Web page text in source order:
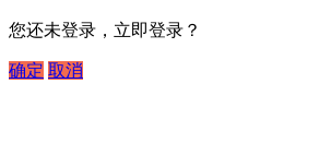
您还未登录，立即登录？
确定 取消